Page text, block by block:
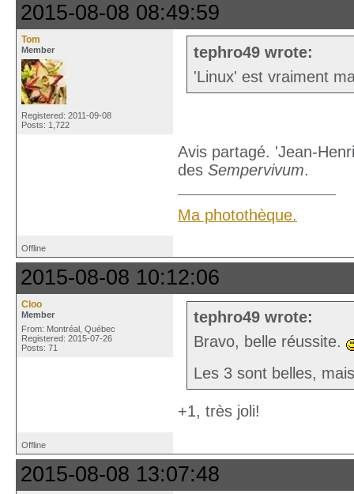
2015-08-08 08:49:59
Tom
Member
Registered: 2011-09-08
Posts: 1,722
tephro49 wrote:
'Linux' est vraiment
Avis partagé. 'Jean-
des Sempervivum.
Ma photothèque.
Offline
2015-08-08 10:12:06
Cloo
Member
From: Montréal, Québec
Registered: 2015-07-26
Posts: 71
tephro49 wrote:
Bravo, belle réussite.
Les 3 sont belles,
+1, très joli!
Offline
2015-08-08 13:07:48